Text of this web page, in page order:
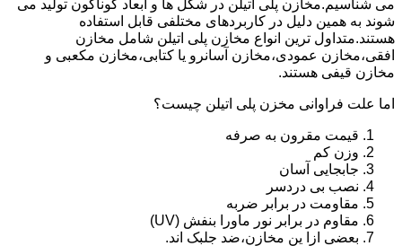
می شناسیم.مخازن پلی اتیلن در شکل ها و ابعاد گوناگون تولید می
شوند به همین دلیل در کاربردهای مختلفی قابل استفاده
هستند.متداول ترین انواع مخازن پلی اتیلن شامل مخازن
افقی،مخازن عمودی،مخازن آسانرو یا کتابی،مخازن مکعبی و
مخازن قیفی هستند.
اما علت فراوانی مخزن پلی اتیلن چیست؟
قیمت مقرون به صرفه
وزن کم
جابجایی آسان
نصب بی دردسر
مقاومت در برابر ضربه
مقاوم در برابر نور ماورا بنفش (UV)
بعضی ازا ین مخازن،ضد جلبک اند.